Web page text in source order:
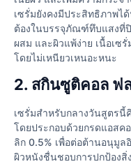
เซรั่มยังคงมีประสิทธิภาพไ
ต้องในบรรจุภัณฑ์ทึบแสงที่
ผสม และผิวแพ้ง่าย เนื้อเซ
โดยไม่เหนียวเหนอะหนะ
2. สกินซูติคอล ฟ
เซรั่มสำหรับกลางวันสูตร
โดยประกอบด้วยกรดแอสค
ลิก 0.5% เพื่อต่อต้านอนุมูล
ผิวหนังชื่นชอบการปกป้องสิ่